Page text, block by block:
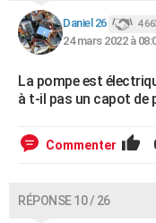
Daniel 26 4
24 mars 2022 à
La pompe est
à t-il pas un capot de
Commenter
RÉPONSE 10 / 26